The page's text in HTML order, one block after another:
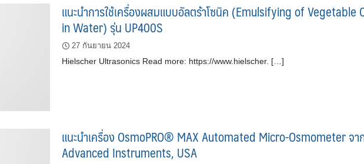
แนะนำการใช้เครื่องผสมแบบอัลตร้าโซนิค (Emulsifying of Vegetable
in Water) รุ่น UP400S
27 กันยายน 2024
Hielscher Ultrasonics Read more: https://www.hielscher. […]
แนะนำเครื่อง OsmoPRO® MAX Automated Micro-Osmometer จา
Advanced Instruments, USA